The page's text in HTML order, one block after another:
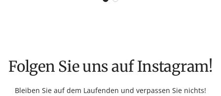
Folgen Sie uns auf Instagram!
Bleiben Sie auf dem Laufenden und verpassen Sie nichts!